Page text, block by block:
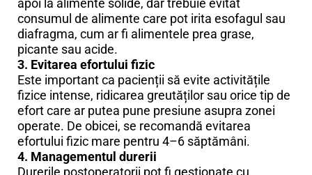
consumul de alimente care pot irita esofagul sau
diafragma, cum ar fi alimentele prea grase,
picante sau acide.
3. Evitarea efortului fizic
Este important ca pacienții să evite activitățile
fizice intense, ridicarea greutăților sau orice tip de
efort care ar putea pune presiune asupra zonei
operate. De obicei, se recomandă evitarea
efortului fizic mare pentru 4–6 săptămâni.
4. Managementul durerii
Durerile postoperatorii pot fi gestionate cu